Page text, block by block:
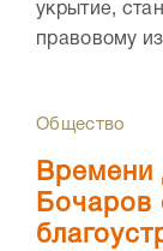
укрытие,
правовому
Общество
Времени
Бочаров